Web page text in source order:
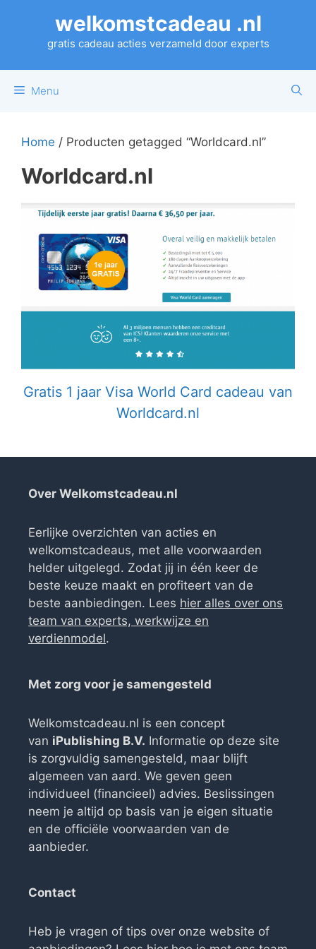
welkomstcadeau .nl
gratis cadeau acties verzameld door experts
Menu
Home / Producten getagged “Worldcard.nl”
Worldcard.nl
Gratis 1 jaar Visa World Card cadeau van
Worldcard.nl
Over Welkomstcadeau.nl
Eerlijke overzichten van acties en
welkomstcadeaus, met alle voorwaarden
helder uitgelegd. Zodat jij in één keer de
beste keuze maakt en profiteert van de
beste aanbiedingen. Lees hier alles over ons
team van experts, werkwijze en
verdienmodel.
Met zorg voor je samengesteld
Welkomstcadeau.nl is een concept
van iPublishing B.V. Informatie op deze site
is zorgvuldig samengesteld, maar blijft
algemeen van aard. We geven geen
individueel (financieel) advies. Beslissingen
neem je altijd op basis van je eigen situatie
en de officiële voorwaarden van de
aanbieder.
Contact
Heb je vragen of tips over onze website of